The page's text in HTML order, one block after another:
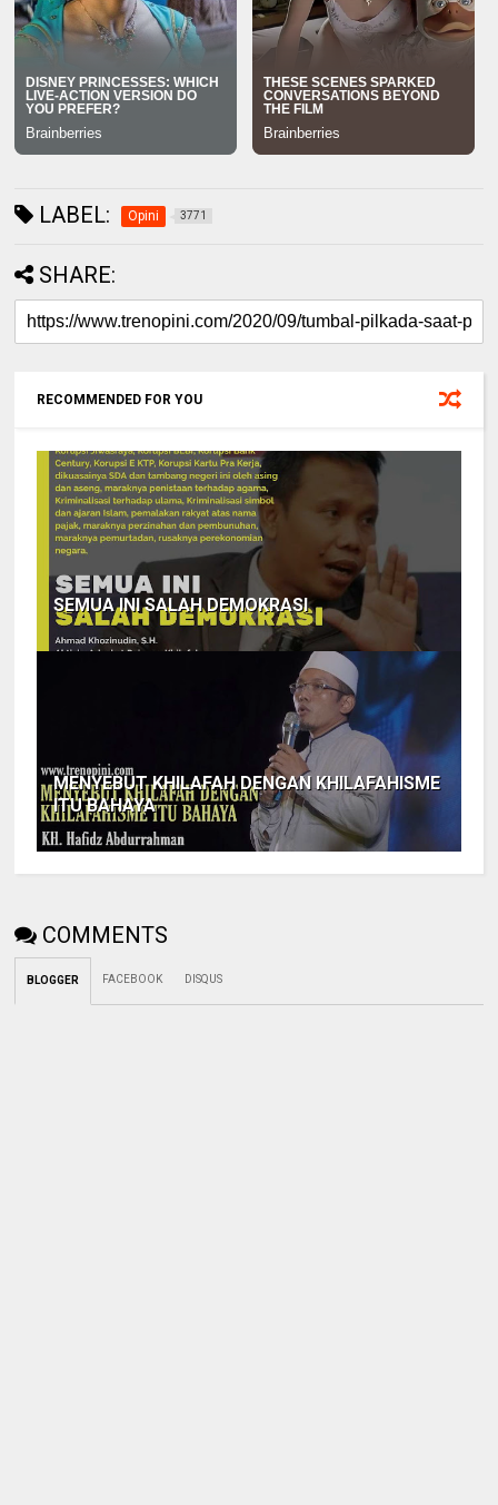
LABEL: Opini 3771
SHARE:
RECOMMENDED FOR YOU
SEMUA INI SALAH DEMOKRASI
MENYEBUT KHILAFAH DENGAN KHILAFAHISME
ITU BAHAYA
COMMENTS
BLOGGER FACEBOOK DISQUS